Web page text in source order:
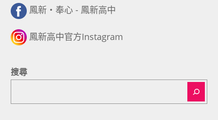
鳳新・奉心 - 鳳新高中
鳳新高中官方Instagram
搜尋